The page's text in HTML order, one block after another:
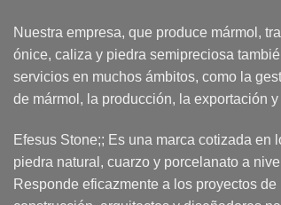
Nuestra empresa, que produce mármol,
ónice, caliza y piedra semipreciosa
servicios en muchos ámbitos, como la
de mármol, la producción, la exportación
Efesus Stone;; Es una marca cotizada en
piedra natural, cuarzo y porcelanato a
Responde eficazmente a los proyectos